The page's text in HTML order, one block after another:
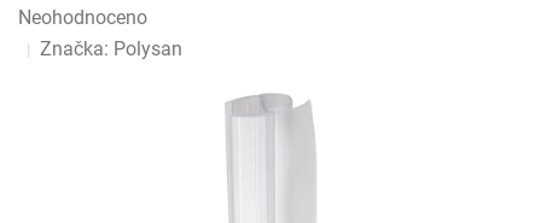
Průměrné
hodnocení
Neohodnoceno
Značka: Polysan